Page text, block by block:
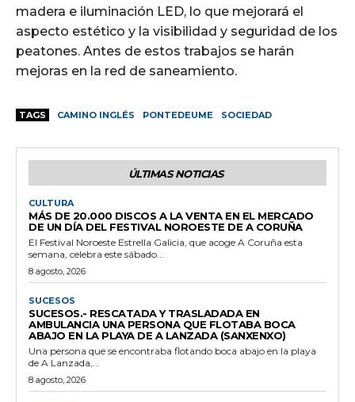
madera e iluminación LED, lo que mejorará el
aspecto estético y la visibilidad y seguridad de los
peatones. Antes de estos trabajos se harán
mejoras en la red de saneamiento.
TAGS CAMINO INGLÉS PONTEDEUME SOCIEDAD
ÚLTIMAS NOTICIAS
CULTURA
MÁS DE 20.000 DISCOS A LA VENTA EN EL MERCADO
DE UN DÍA DEL FESTIVAL NOROESTE DE A CORUÑA
El Festival Noroeste Estrella Galicia, que acoge A Coruña esta
semana, celebra este sábado...
8 agosto, 2026
SUCESOS
SUCESOS.- RESCATADA Y TRASLADADA EN
AMBULANCIA UNA PERSONA QUE FLOTABA BOCA
ABAJO EN LA PLAYA DE A LANZADA (SANXENXO)
Una persona que se encontraba flotando boca abajo en la playa
de A Lanzada,...
8 agosto, 2026